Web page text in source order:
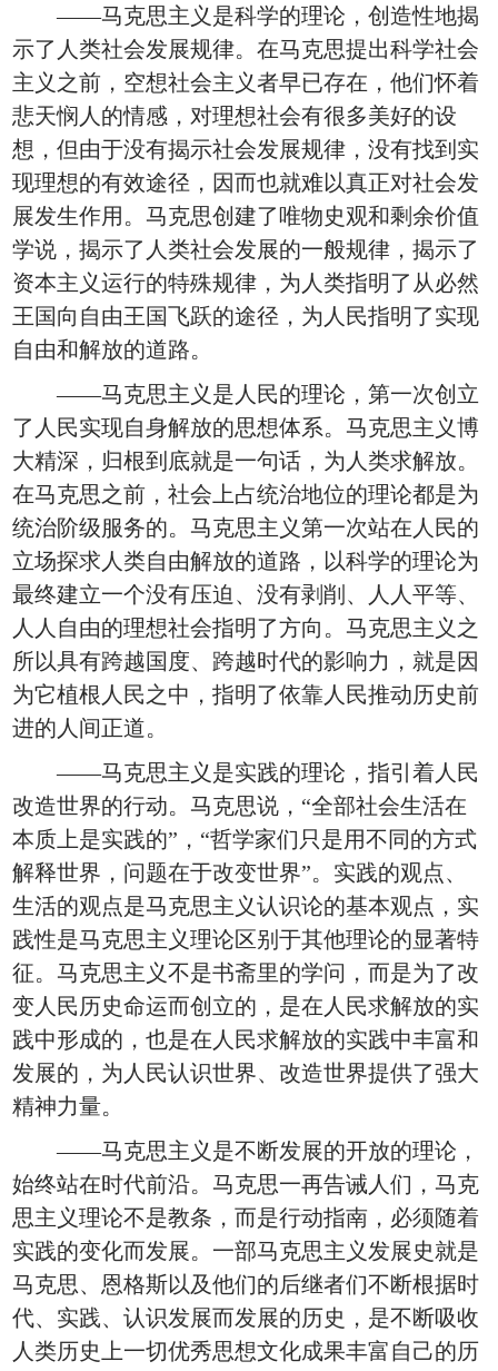
——马克思主义是科学的理论，创造性地揭
示了人类社会发展规律。在马克思提出科学社会
主义之前，空想社会主义者早已存在，他们怀着
悲天悯人的情感，对理想社会有很多美好的设
想，但由于没有揭示社会发展规律，没有找到实
现理想的有效途径，因而也就难以真正对社会发
展发生作用。马克思创建了唯物史观和剩余价值
学说，揭示了人类社会发展的一般规律，揭示了
资本主义运行的特殊规律，为人类指明了从必然
王国向自由王国飞跃的途径，为人民指明了实现
自由和解放的道路。
——马克思主义是人民的理论，第一次创立
了人民实现自身解放的思想体系。马克思主义博
大精深，归根到底就是一句话，为人类求解放。
在马克思之前，社会上占统治地位的理论都是为
统治阶级服务的。马克思主义第一次站在人民的
立场探求人类自由解放的道路，以科学的理论为
最终建立一个没有压迫、没有剥削、人人平等、
人人自由的理想社会指明了方向。马克思主义之
所以具有跨越国度、跨越时代的影响力，就是因
为它植根人民之中，指明了依靠人民推动历史前
进的人间正道。
——马克思主义是实践的理论，指引着人民
改造世界的行动。马克思说，“全部社会生活在
本质上是实践的”，“哲学家们只是用不同的方式
解释世界，问题在于改变世界”。实践的观点、
生活的观点是马克思主义认识论的基本观点，实
践性是马克思主义理论区别于其他理论的显著特
征。马克思主义不是书斋里的学问，而是为了改
变人民历史命运而创立的，是在人民求解放的实
践中形成的，也是在人民求解放的实践中丰富和
发展的，为人民认识世界、改造世界提供了强大
精神力量。
——马克思主义是不断发展的开放的理论，
始终站在时代前沿。马克思一再告诫人们，马克
思主义理论不是教条，而是行动指南，必须随着
实践的变化而发展。一部马克思主义发展史就是
马克思、恩格斯以及他们的后继者们不断根据时
代、实践、认识发展而发展的历史，是不断吸收
人类历史上一切优秀思想文化成果丰富自己的历